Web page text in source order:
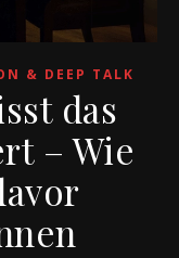
& DEEP TALK
das
– Wie